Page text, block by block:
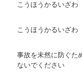
こうほうかるいざわ
こうほうかるいざわ
事故を未然に防ぐた
ないでください